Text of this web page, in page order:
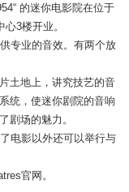
的迷你电影院在位于
3楼开业。
专业的音效。有两个放
土地上，讲究技艺的音
统，使迷你剧院的音响
剧场的魅力。
电影以外还可以举行与
官网。